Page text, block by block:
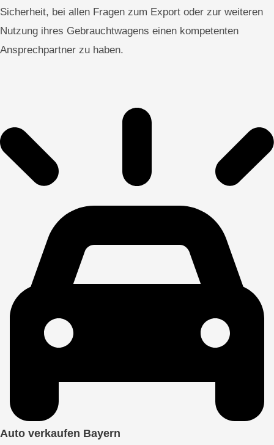
Sicherheit, bei allen Fragen zum Export oder zur weiteren
Nutzung ihres Gebrauchtwagens einen kompetenten
Ansprechpartner zu haben.
Auto verkaufen Bayern